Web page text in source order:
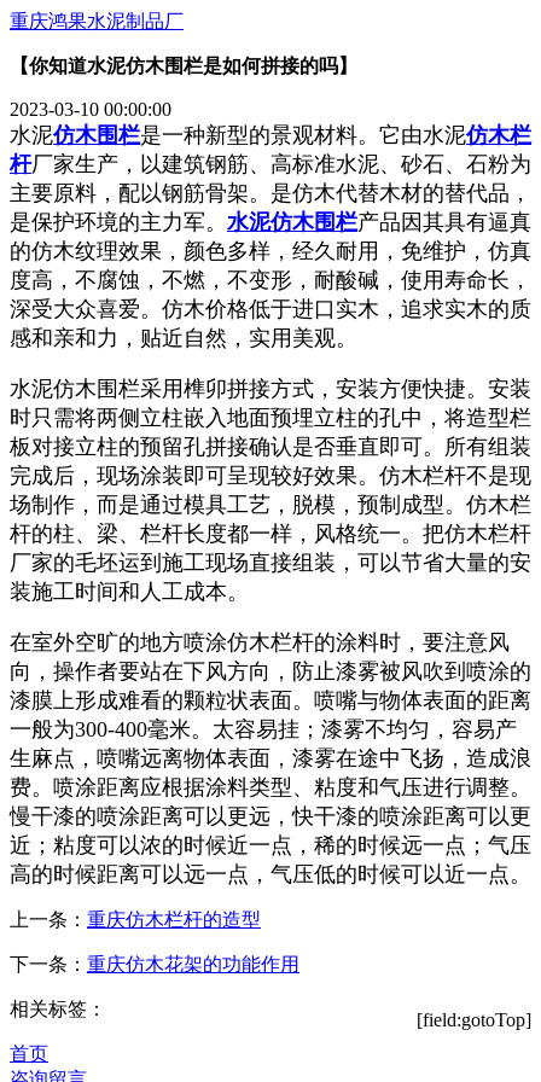
重庆鸿果水泥制品厂
【你知道水泥仿木围栏是如何拼接的吗】
2023-03-10 00:00:00
水泥仿木围栏是一种新型的景观材料。它由水泥仿木栏
杆厂家生产，以建筑钢筋、高标准水泥、砂石、石粉为
主要原料，配以钢筋骨架。是仿木代替木材的替代品，
是保护环境的主力军。 水泥仿木围栏产品因其具有逼真
的仿木纹理效果，颜色多样，经久耐用，免维护，仿真
度高，不腐蚀，不燃，不变形，耐酸碱，使用寿命长，
深受大众喜爱。仿木价格低于进口实木，追求实木的质
感和亲和力，贴近自然，实用美观。
水泥仿木围栏采用榫卯拼接方式，安装方便快捷。安装
时只需将两侧立柱嵌入地面预埋立柱的孔中，将造型栏
板对接立柱的预留孔拼接确认是否垂直即可。所有组装
完成后，现场涂装即可呈现较好效果。仿木栏杆不是现
场制作，而是通过模具工艺，脱模，预制成型。仿木栏
杆的柱、梁、栏杆长度都一样，风格统一。把仿木栏杆
厂家的毛坯运到施工现场直接组装，可以节省大量的安
装施工时间和人工成本。
在室外空旷的地方喷涂仿木栏杆的涂料时，要注意风
向，操作者要站在下风方向，防止漆雾被风吹到喷涂的
漆膜上形成难看的颗粒状表面。喷嘴与物体表面的距离
一般为300-400毫米。太容易挂；漆雾不均匀，容易产
生麻点，喷嘴远离物体表面，漆雾在途中飞扬，造成浪
费。喷涂距离应根据涂料类型、粘度和气压进行调整。
慢干漆的喷涂距离可以更远，快干漆的喷涂距离可以更
近；粘度可以浓的时候近一点，稀的时候远一点；气压
高的时候距离可以远一点，气压低的时候可以近一点。
上一条： 重庆仿木栏杆的造型
下一条： 重庆仿木花架的功能作用
相关标签：
[field:gotoTop]
首页